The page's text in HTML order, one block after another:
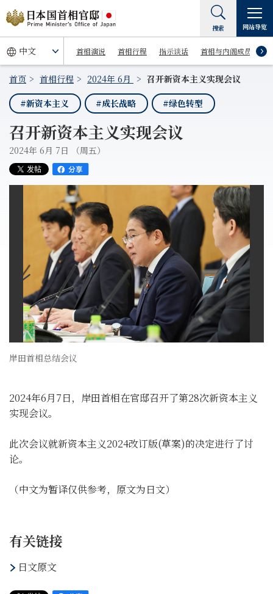
首相演说 首相行程 指示谈话 首相与内阁成员
搜索 网站导览
首页 首相行程 2024年 6月
召开新资本主义实现会议
#新资本主义
#成长战略 #绿色转型
召开新资本主义实现会议
2024年 6月 7日 （周五）
岸田首相总结会议
2024年6月7日，岸田首相在官邸召开了第28次新资本主义
实现会议。
此次会议就新资本主义2024改订版(草案)的决定进行了讨
论。
（中文为暂译仅供参考，原文为日文）
有关链接
日文原文